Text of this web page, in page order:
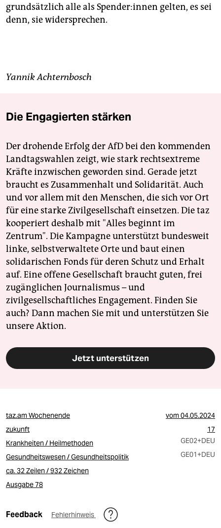
grundsätzlich alle als Spen­de­r:in­nen gelten, es sei
denn, sie widersprechen.
Yannik Achternbosch
Die Engagierten stärken
Der drohende Erfolg der AfD bei den kommenden
Landtagswahlen zeigt, wie stark rechtsextreme
Kräfte inzwischen geworden sind. Gerade jetzt
braucht es Zusammenhalt und Solidarität. Auch
und vor allem mit den Menschen, die sich vor Ort
für eine starke Zivilgesellschaft einsetzen. Die taz
kooperiert deshalb mit "Alles beginnt im
Zentrum". Die Kampagne unterstützt bundesweit
linke, selbstverwaltete Orte und baut einen
solidarischen Fonds für deren Schutz und Erhalt
auf. Eine offene Gesellschaft braucht guten, frei
zugänglichen Journalismus – und
zivilgesellschaftliches Engagement. Finden Sie
auch? Dann machen Sie mit und unterstützen Sie
unsere Aktion.
Jetzt unterstützen
taz.am Wochenende vom04.05.2024
zukunft
17
Krankheiten / Heilmethoden
GE02+DEU
Gesundheitswesen / Gesundheitspolitik
GE01+DEU
ca. 32 Zeilen / 932 Zeichen
Ausgabe 78
Feedback Fehlerhinweis